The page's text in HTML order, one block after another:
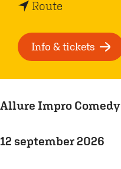
A
l
l
r
I
Route
a
r
A
l
r
Info & tickets
Allure Impro Comedy
12 september 2026